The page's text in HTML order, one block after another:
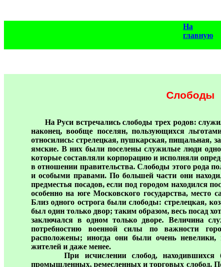
На
главную
Слободы
На Руси встречались слободы трех родов:
наконец, вообще поселян, пользующихся
относились: стрелецкая, пушкарская, пищальная,
ямские. В них были поселены служилые люди
которые составляли корпорацию и исполняли
в отношении правительства. Слободы этого рода
и особыми правами. По большей части они
предместья посадов, если под городом находился
особенно на юге Московского государства, место
Близ одного острога были слободы: стрелецкая,
был один только двор; таким образом, весь посад
заключался в одном только дворе. Величина
потребностию военной силы по важности
расположены; иногда они были очень невелики,
жителей и даже менее.
При исчислении слобод, находившихся
промышленных, ремесленных и торговых слобод.